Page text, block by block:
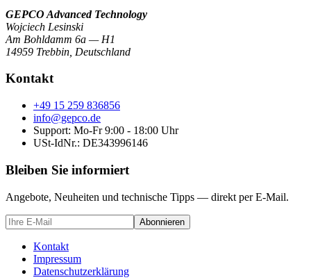
GEPCO Advanced Technology
Wojciech Lesinski
Am Bohldamm 6a — H1
14959 Trebbin Deutschland
Kontakt
+49 15 259 836856
info@gepco.de
Support: Mo-Fr 9:00 - 18:00 Uhr
USt-IdNr.: DE343996146
Bleiben Sie informiert
Angebote, Neuheiten und technische Tipps — direkt per E-Mail.
Abonnieren
Kontakt
Impressum
Datenschutzerklärung